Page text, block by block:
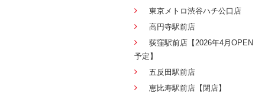
東京メトロ渋谷ハチ公口店
高円寺駅前店
荻窪駅前店【2026年4月OPEN
予定】
五反田駅前店
恵比寿駅前店【閉店】